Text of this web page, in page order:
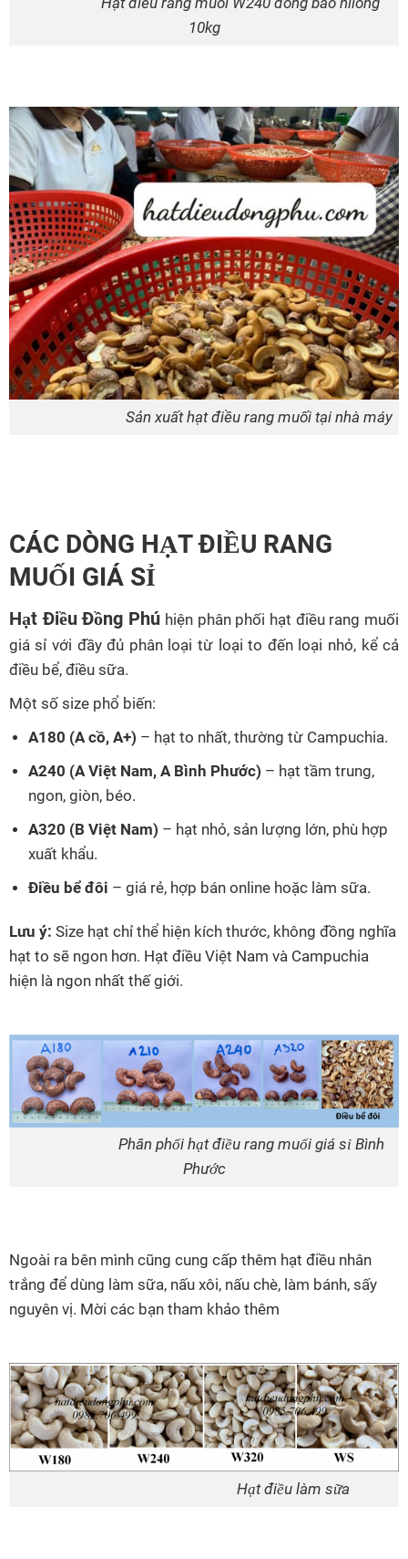
10kg
Sản xuất hạt điều rang muối tại nhà máy
CÁC DÒNG HẠT ĐIỀU RANG
MUỐI GIÁ SỈ
Hạt Điều Đồng Phú hiện phân phối hạt điều rang muối
giá sỉ với đầy đủ phân loại từ loại to đến loại nhỏ, kể cả
điều bể, điều sữa.
Một số size phổ biến:
A180 (A cồ, A+) – hạt to nhất, thường từ Campuchia.
A240 (A Việt Nam, A Bình Phước) – hạt tầm trung,
ngon, giòn, béo.
A320 (B Việt Nam) – hạt nhỏ, sản lượng lớn, phù hợp
xuất khẩu.
Điều bể đôi – giá rẻ, hợp bán online hoặc làm sữa.
Lưu ý: Size hạt chỉ thể hiện kích thước, không đồng nghĩa
hạt to sẽ ngon hơn. Hạt điều Việt Nam và Campuchia
hiện là ngon nhất thế giới.
Phân phối hạt điều rang muối giá sỉ Bình
Phước
Ngoài ra bên mình cũng cung cấp thêm hạt điều nhân
trắng để dùng làm sữa, nấu xôi, nấu chè, làm bánh, sấy
nguyên vị. Mời các bạn tham khảo thêm
Hạt điều làm sữa